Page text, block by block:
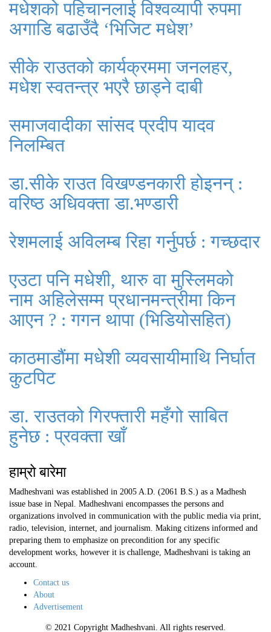
मधेशको पहिचानलाई विश्वव्यापी रुपमा
अगाडि बढाउँदै ‘भिजिट मधेश’
सीके राउतको कार्यक्रममा जनलहर,
मधेश स्वतन्त्र भएरै छाड्ने दाबी
समाजवादीका सांसद प्रदीप यादव
निलम्बित
डा.सीके राउत विखण्डनकारी होइनन् :
वरिष्ठ अधिवक्ता डा.भण्डारी
रेशमलाई अविलम्ब रिहा गर्नुपर्छ : गच्छदार
एउटा पनि मधेशी, थारु वा मुस्लिमको
नाम अहिलेसम्म प्रधानमन्त्रीमा किन
आएन ? : गगन थापा (भिडियोसहित)
काठमाडौंमा मधेशी व्यवसायीमाथि निर्घात
कुटपिट
डा. राउतको गिरफ्तारी महँगो साबित
हुनेछ : प्रवक्ता खाँ
हाम्रो बारेमा
Madheshvani was established in 2005 A.D. (2061 B.S.) as a Madhesh
issue base in Nepal. Madheshvani encompasses the persons and
organizations involved in communication with the public media via print,
radio, television, internet, and journalism. Making citizens informed and
preparing them to emphasize on precondition for any specific
development works, however it is challenge, Madheshvani is taking an
account.
Contact us
About
Advertisement
© 2021 Copyright Madheshvani. All rights reserved.